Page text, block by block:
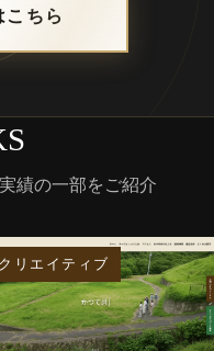
こちら
績の一部をご紹介
クリエイティブ